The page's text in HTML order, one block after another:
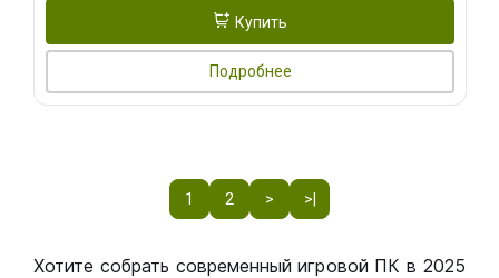
Купить
Подробнее
1 2 > >|
Хотите собрать современный игровой ПК в 2025